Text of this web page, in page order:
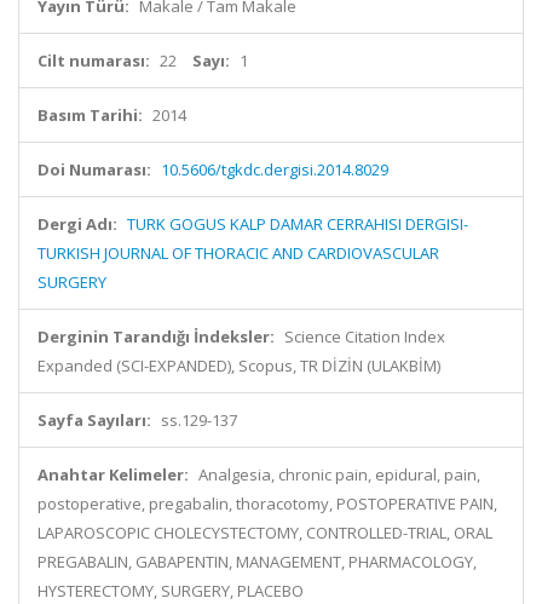
Yayın Türü: Makale / Tam Makale
Cilt numarası: 22 Sayı: 1
Basım Tarihi: 2014
Doi Numarası: 10.5606/tgkdc.dergisi.2014.8029
Dergi Adı: TURK GOGUS KALP DAMAR CERRAHISI DERGISI-
TURKISH JOURNAL OF THORACIC AND CARDIOVASCULAR
SURGERY
Derginin Tarandığı İndeksler: Science Citation Index
Expanded (SCI-EXPANDED), Scopus, TR DİZİN (ULAKBİM)
Sayfa Sayıları: ss.129-137
Anahtar Kelimeler: Analgesia, chronic pain, epidural, pain,
postoperative, pregabalin, thoracotomy, POSTOPERATIVE PAIN,
LAPAROSCOPIC CHOLECYSTECTOMY, CONTROLLED-TRIAL, ORAL
PREGABALIN, GABAPENTIN, MANAGEMENT, PHARMACOLOGY,
HYSTERECTOMY, SURGERY, PLACEBO